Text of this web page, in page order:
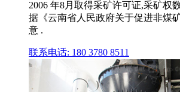
2006 年8月取得采矿许可证,采矿权
据《云南省人民政府关于促进非煤
意 .
联系电话: 180 3780 8511